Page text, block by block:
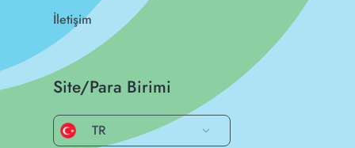
İletişim
Site/Para Birimi
TR